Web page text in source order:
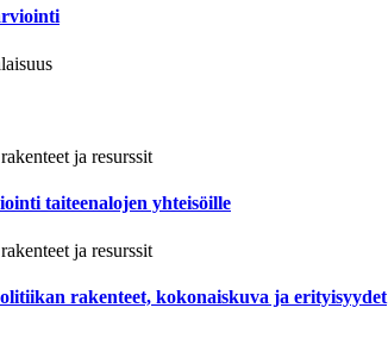
ja resurssit
taiteenalojen yhteisöille
ja resurssit
rakenteet, kokonaiskuva ja erityisyydet